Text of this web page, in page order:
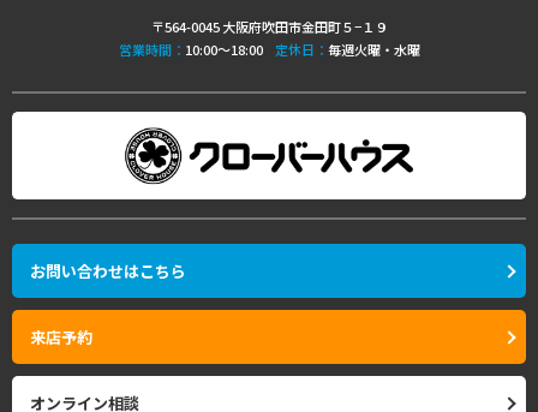
〒564-0045 大阪府吹田市金田町５−１９
営業時間： 10:00〜18:00 定休日： 毎週火曜・水曜
お問い合わせはこちら
来店予約
オンライン相談